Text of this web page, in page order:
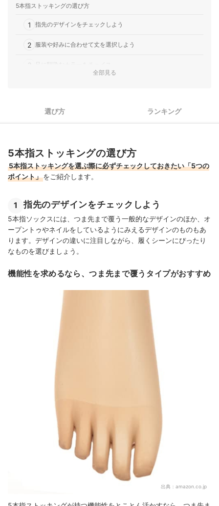
5本指ストッキングの選び方
1 指先のデザインをチェックしよう
2 服装や好みに合わせて丈を選択しよう
3 足に馴染むカラーをチョイス
5本指ストッキング全9商品おすすめ人気ランキング
全部見る
選び方 ランキング
5本指ストッキングの選び方
5本指ストッキングを選ぶ際に必ずチェックしておきたい「5つの
ポイント」をご紹介します。
1 指先のデザインをチェックしよう
5本指ソックスには、つま先まで覆う一般的なデザインのほか、オ
ープントゥやネイルをしているようにみえるデザインのものもあ
ります。デザインの違いに注目しながら、履くシーンにぴったり
なものを選びましょう。
機能性を求めるなら、つま先まで覆うタイプがおすすめ
出典： amazon.co.jp